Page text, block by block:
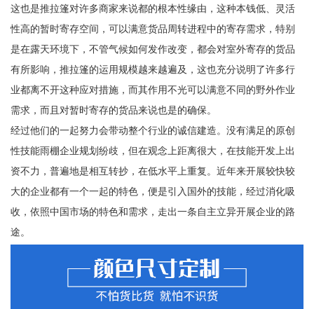
这也是推拉篷对许多商家来说都的根本性缘由，这种本钱低、灵活
性高的暂时寄存空间，可以满意货品周转进程中的寄存需求，特别
是在露天环境下，不管气候如何发作改变，都会对室外寄存的货品
有所影响，推拉篷的运用规模越来越遍及，这也充分说明了许多行
业都离不开这种应对措施，而其作用不光可以满意不同的野外作业
需求，而且对暂时寄存的货品来说也是的确保。
经过他们的一起努力会带动整个行业的诚信建造。没有满足的原创
性技能雨棚企业规划纷歧，但在观念上距离很大，在技能开发上出
资不力，普遍地是相互转抄，在低水平上重复。近年来开展较快较
大的企业都有一个一起的特色，便是引入国外的技能，经过消化吸
收，依照中国市场的特色和需求，走出一条自主立异开展企业的路
途。